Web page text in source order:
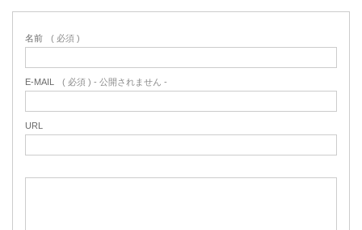
名前 ( 必須 )
E-MAIL ( 必須 ) - 公開されません -
URL